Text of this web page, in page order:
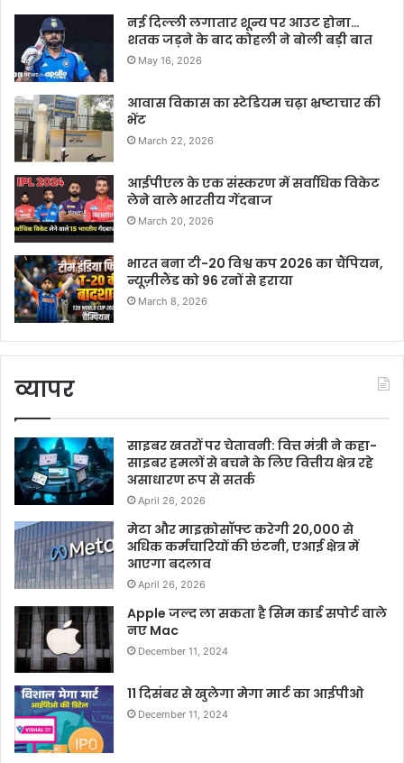
नई दिल्ली लगातार शून्य पर आउट होना…
शतक जड़ने के बाद कोहली ने बोली बड़ी बात
May 16, 2026
आवास विकास का स्टेडियम चढ़ा भ्रष्टाचार की
भेंट
March 22, 2026
आईपीएल के एक संस्करण में सर्वाधिक विकेट
लेने वाले भारतीय गेंदबाज
March 20, 2026
भारत बना टी-20 विश्व कप 2026 का चैंपियन,
न्यूज़ीलैंड को 96 रनों से हराया
March 8, 2026
व्यापर
साइबर खतरों पर चेतावनी: वित्त मंत्री ने कहा-
साइबर हमलों से बचने के लिए वित्तीय क्षेत्र रहे
असाधारण रूप से सतर्क
April 26, 2026
मेटा और माइक्रोसॉफ्ट करेगी 20,000 से
अधिक कर्मचारियों की छंटनी, एआई क्षेत्र में
आएगा बदलाव
April 26, 2026
Apple जल्द ला सकता है सिम कार्ड सपोर्ट वाले
नए Mac
December 11, 2024
11 दिसंबर से खुलेगा मेगा मार्ट का आईपीओ
December 11, 2024